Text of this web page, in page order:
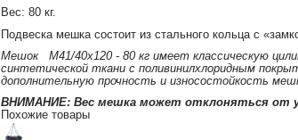
Вес: 80 кг.
Подвеска мешка состоит из стального кольца с
Мешок М41/40х120 - 80 кг имеет классическую
синтетической ткани с поливинилхлоридным
дополнительную прочность и износостойкость
ВНИМАНИЕ: Вес мешка может отклоняться от
Похожие товары